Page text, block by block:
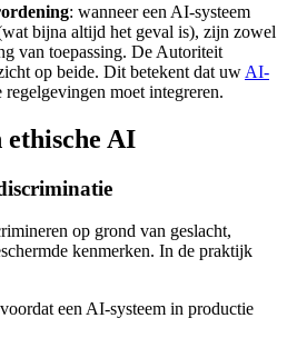
: wanneer een AI-systeem
bijna altijd het geval is), zijn zowel
van toepassing. De Autoriteit
op beide. Dit betekent dat uw AI-
regelgevingen moet integreren.
AI
op grond van geslacht,
kenmerken. In de praktijk
een AI-systeem in productie